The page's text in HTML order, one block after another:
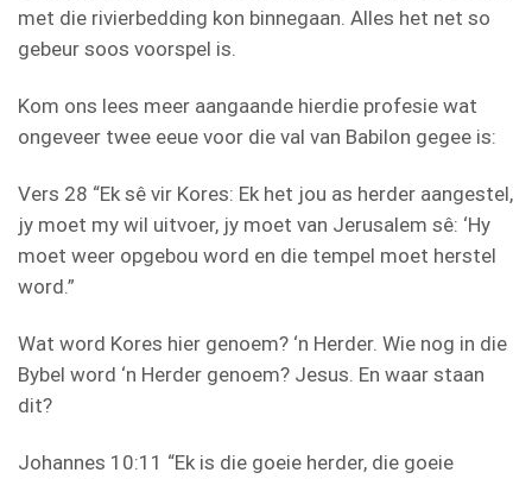
met die rivierbedding kon binnegaan. Alles het net so
gebeur soos voorspel is.
Kom ons lees meer aangaande hierdie profesie wat
ongeveer twee eeue voor die val van Babilon gegee is:
Vers 28 “Ek sê vir Kores: Ek het jou as herder aangestel,
jy moet my wil uitvoer, jy moet van Jerusalem sê: ‘Hy
moet weer opgebou word en die tempel moet herstel
word.”
Wat word Kores hier genoem? ‘n Herder. Wie nog in die
Bybel word ‘n Herder genoem? Jesus. En waar staan
dit?
Johannes 10:11 “Ek is die goeie herder, die goeie